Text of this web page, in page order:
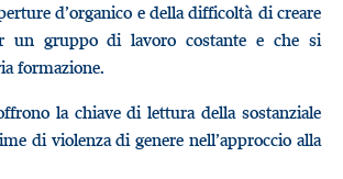
d’organico e della difficoltà di creare
un gruppo di lavoro costante e che si
formazione.
la chiave di lettura della sostanziale
di violenza di genere nell’approccio alla